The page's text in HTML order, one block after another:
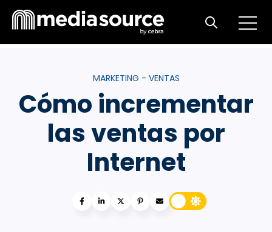
Open
Open search
MARKETING - VENTAS
Cómo incrementar
las ventas por
Internet